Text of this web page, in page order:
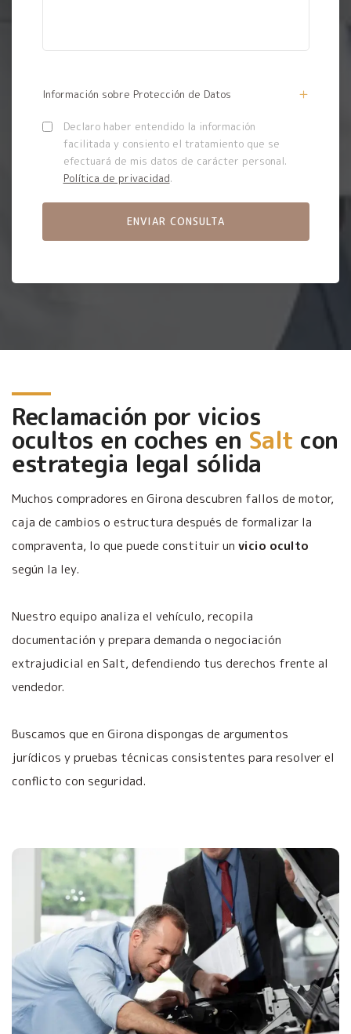
Información sobre Protección de Datos
Declaro haber entendido la información
facilitada y consiento el tratamiento que se
efectuará de mis datos de carácter personal.
Política de privacidad.
Reclamación por vicios
ocultos en coches en Salt con
estrategia legal sólida
Muchos compradores en Girona descubren fallos de motor,
caja de cambios o estructura después de formalizar la
compraventa, lo que puede constituir un vicio oculto
según la ley.
Nuestro equipo analiza el vehículo, recopila
documentación y prepara demanda o negociación
extrajudicial en Salt, defendiendo tus derechos frente al
vendedor.
Buscamos que en Girona dispongas de argumentos
jurídicos y pruebas técnicas consistentes para resolver el
conflicto con seguridad.